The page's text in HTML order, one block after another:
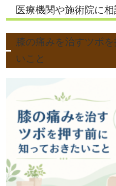
医療機関や施術院に
膝の痛みを治すツボ
いこと